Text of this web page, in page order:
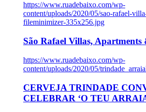
https://www.ruadebaixo.com/wp-
content/uploads/2020/05/sao-rafael-
fileminimizer-335x256.jpg
São Rafael Villas, Apartments
https://www.ruadebaixo.com/wp-
content/uploads/2020/05/
CERVEJA TRINDADE
CELEBRAR ‘O TEU